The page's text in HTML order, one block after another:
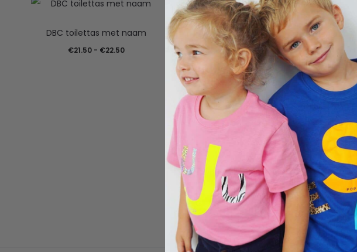
DBC toilettas met naam
€21.50 - €22.50Prijsklasse:
DBC ballerina t-shirt
€27.50-€33.95
Prijsklasse:
€27.50
tot
€33.95